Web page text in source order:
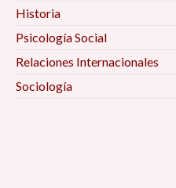
Historia
Psicología Social
Relaciones Internacionales
Sociología